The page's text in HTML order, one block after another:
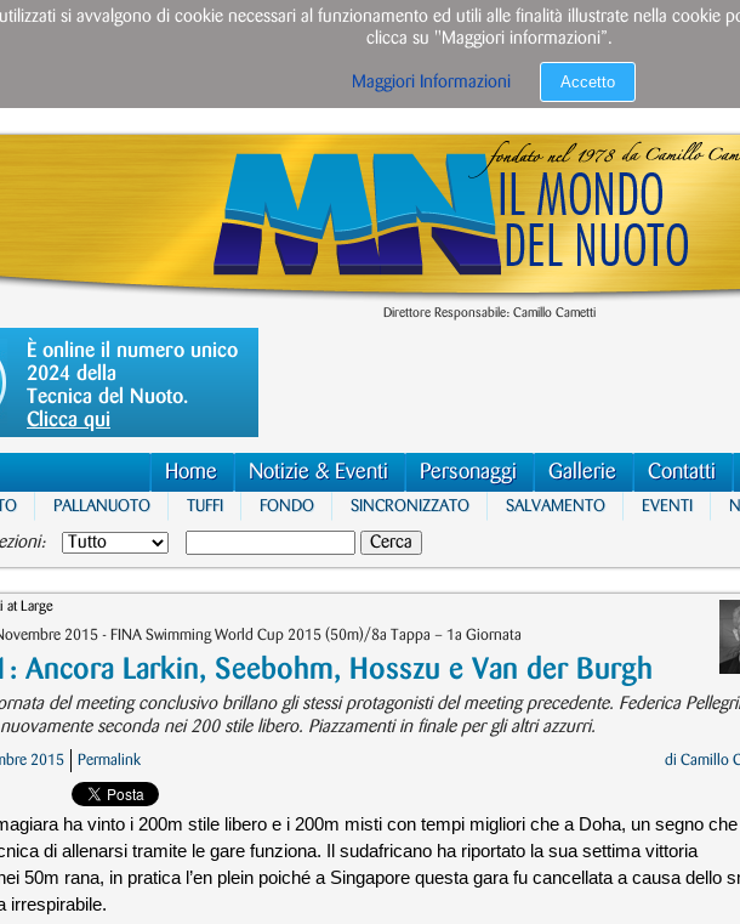
Direttore Responsabile: Camillo Cametti
È online il numero unico
2024 della
Tecnica del Nuoto.
Clicca qui
Home Notizie & Eventi Personaggi Gallerie Contatti
PALLANUOTO TUFFI FONDO SINCRONIZZATO SALVAMENTO EVENTI
at Large
2015 - FINA Swimming World Cup 2015 (50m)/8a Tappa – 1a Giornata
Ancora Larkin, Seebohm, Hosszu e Van der Burgh
del meeting conclusivo brillano gli stessi protagonisti del meeting precedente. Federica
seconda nei 200 stile libero. Piazzamenti in finale per gli altri azzurri.
2015 Permalink di Camillo
ha vinto i 200m stile libero e i 200m misti con tempi migliori che a Doha, un segno
di allenarsi tramite le gare funziona. Il sudafricano ha riportato la sua settima vittoria
50m rana, in pratica l’en plein poiché a Singapore questa gara fu cancellata a causa dello
irrespirabile.
si avvalgono di cookie necessari al funzionamento ed utili alle finalità illustrate nella cookie
clicca su "Maggiori informazioni”.
Maggiori Informazioni Accetto